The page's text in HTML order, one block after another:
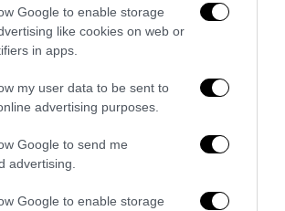
Google to enable storage
like cookies on web or
in apps.
my user data to be sent to
advertising purposes.
Google to send me
advertising.
Google to enable storage
Zagrebelsky, ex Presidente della Corte
governabilità è sic et simpliciter
governati…
la storia è e resta una sola, la democrazia
l’ignoranza. L’ignoranza è l’arma più
la dittatura finanziaria ci sta portando
che mantiene in vita partiti che stanno